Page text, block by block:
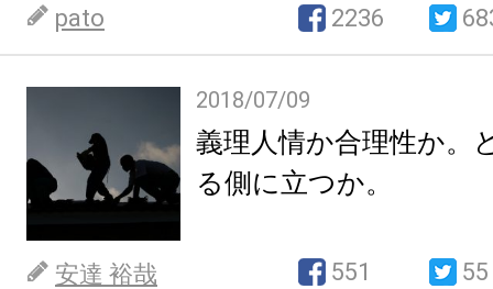
pato 2236
2018/07/09
義理人情か合理性か。
る側に立つか。
安達 裕哉 551 55